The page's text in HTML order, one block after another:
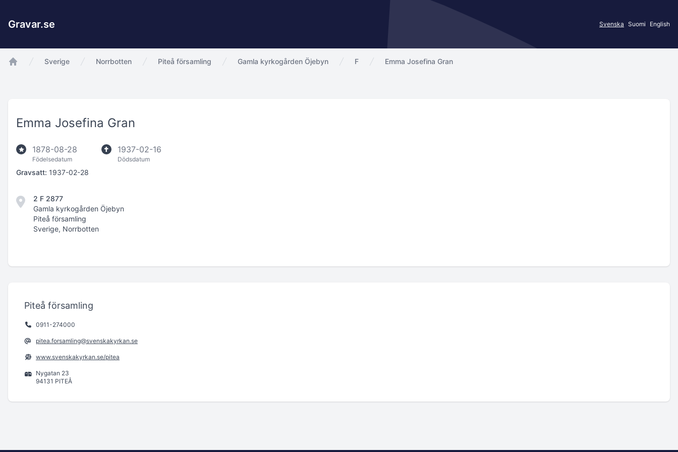
Gravar.se Svenska Suomi English
Sverige Norrbotten Piteå församling Gamla kyrkogården Öjebyn F Emma Josefina Gran
Emma Josefina Gran
1878-08-28
Födelsedatum
1937-02-16
Dödsdatum
Gravsatt: 1937-02-28
2 F 2877
Gamla kyrkogården Öjebyn
Piteå församling
Sverige, Norrbotten
Piteå församling
0911-274000
pitea.forsamling@svenskakyrkan.se
www.svenskakyrkan.se/pitea
Nygatan 23
94131 PITEÅ